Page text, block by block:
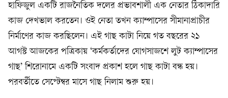
হাফিজুল একটি রাজনৈতিক দলের প্রভাবশালী এক নেতার ঠিকাদারি
কাজ দেখভাল করতেন। ওই নেতা তখন ক্যাম্পাসের সীমানাপ্রাচীর
নির্মাণের কাজ করছিলেন। এই গাছ কাটা নিয়ে গত বছরের ২১
আগস্ট আজকের পত্রিকায় ‘কর্মকর্তাদের যোগসাজশে লুট ক্যাম্পাসের
গাছ’ শিরোনামে একটি সংবাদ প্রকাশ হলে গাছ কাটা বন্ধ হয়।
পরবর্তীতে সেপ্টেম্বর মাসে গাছ নিলাম শুরু হয়।